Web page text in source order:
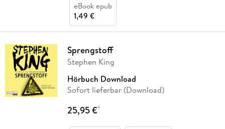
eBook epub
1,49 €
Sprengstoff
Stephen King
Hörbuch Download
Sofort lieferbar (Download)
25,95 €*